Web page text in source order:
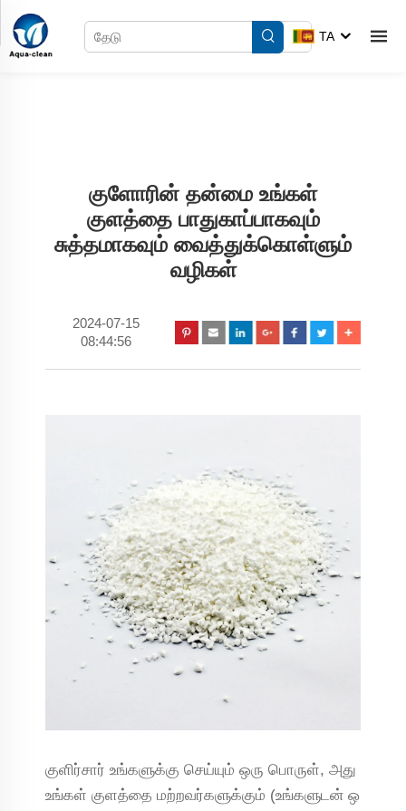
TA
குளோரின் தன்மை உங்கள்
குளத்தை பாதுகாப்பாகவும்
சுத்தமாகவும் வைத்துக்கொள்ளும்
வழிகள்
2024-07-15
08:44:56
குளிர்சார் உங்களுக்கு செய்யும் ஒரு பொருள், அது
உங்கள் குளத்தை மற்றவர்களுக்கும் (உங்களுடன் ஒ